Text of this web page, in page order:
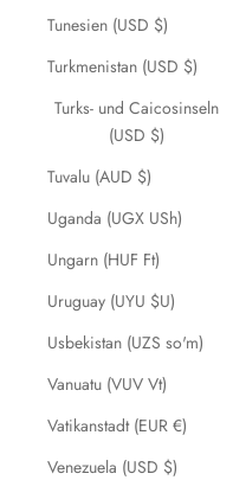
Tunesien (USD $)
Turkmenistan (USD $)
Turks- und Caicosinseln
(USD $)
Tuvalu (AUD $)
Uganda (UGX USh)
Ungarn (HUF Ft)
Uruguay (UYU $U)
Usbekistan (UZS so'm)
Vanuatu (VUV Vt)
Vatikanstadt (EUR €)
Venezuela (USD $)